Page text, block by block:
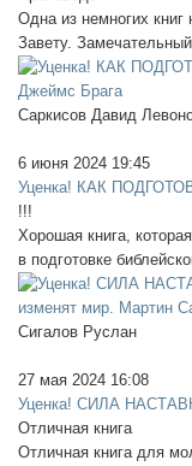
Одна из немногих
Завету.
Саркисов Давид
6 июня 2024 19:45
Уценка! КАК
!!!
Хорошая книга,
в подготовке
Сигалов Руслан
27 мая 2024 16:08
Уценка! СИЛА
Отличная книга
Отличная книга для